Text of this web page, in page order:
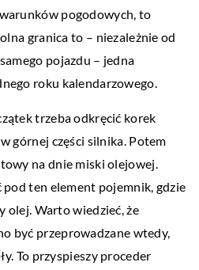
pogodowych, to
granica to – niezależnie od
pojazdu – jedna
roku kalendarzowego.
trzeba odkręcić korek
górnej części silnika. Potem
na dnie miski olejowej.
ten element pojemnik, gdzie
olej. Warto wiedzieć, że
być przeprowadzane wtedy,
To przyspieszy proceder